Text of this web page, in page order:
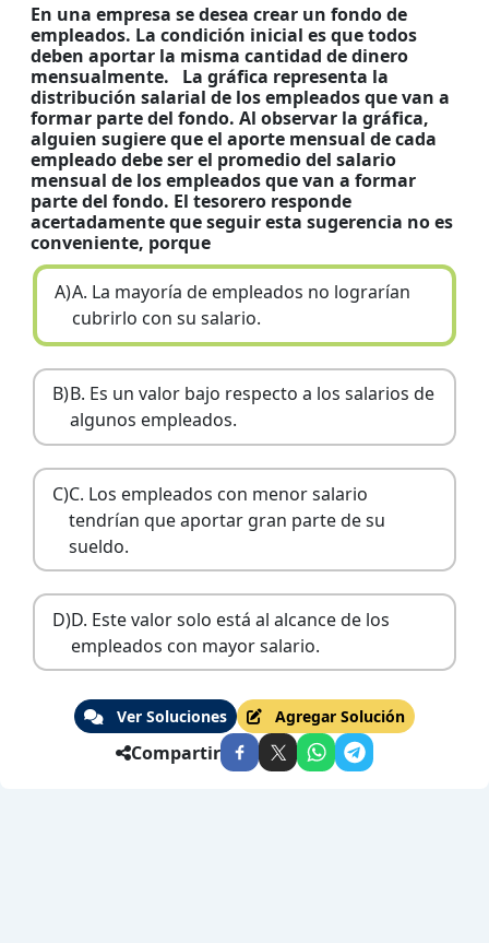
En una empresa se desea crear un fondo de
empleados. La condición inicial es que todos
deben aportar la misma cantidad de dinero
mensualmente. La gráfica representa la
distribución salarial de los empleados que van a
formar parte del fondo. Al observar la gráfica,
alguien sugiere que el aporte mensual de cada
empleado debe ser el promedio del salario
mensual de los empleados que van a formar
parte del fondo. El tesorero responde
acertadamente que seguir esta sugerencia no es
conveniente, porque
A)A. La mayoría de empleados no lograrían
cubrirlo con su salario.
B)B. Es un valor bajo respecto a los salarios de
algunos empleados.
C)C. Los empleados con menor salario
tendrían que aportar gran parte de su
sueldo.
D)D. Este valor solo está al alcance de los
empleados con mayor salario.
Ver Soluciones Agregar Solución
Compartir